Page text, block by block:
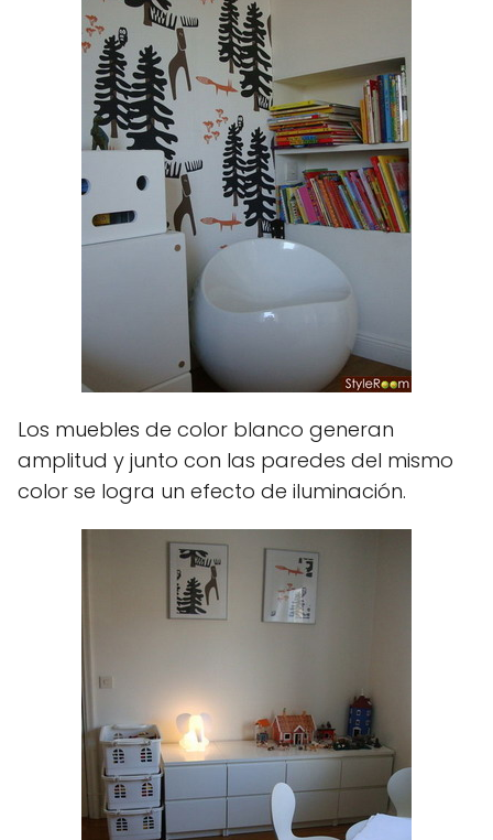
Los muebles de color blanco generan
amplitud y junto con las paredes del mismo
color se logra un efecto de iluminación.